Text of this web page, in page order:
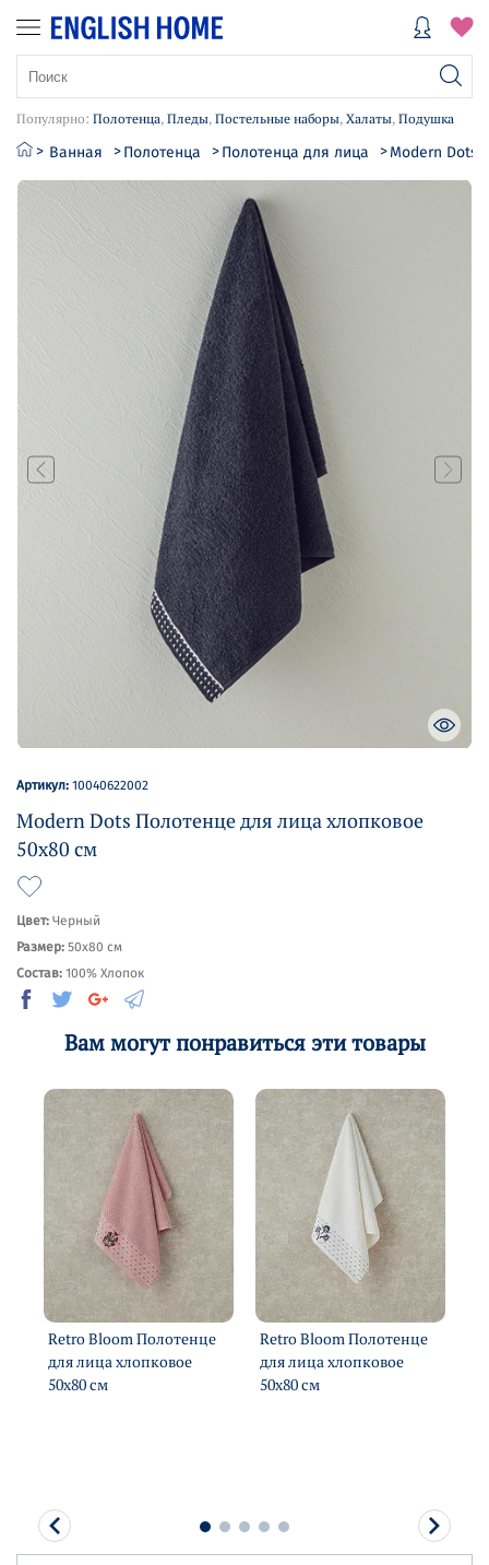
Популярно: Полотенца, Пледы, Постельные наборы, Халаты, Подушка
Ванная Полотенца Полотенца для лица Modern Dots
Артикул: 10040622002
Modern Dots Полотенце для лица хлопковое
50х80 см
Цвет: Черный
Размер: 50х80 см
Состав: 100% Хлопок
Вам могут понравиться эти товары
Retro Bloom Полотенце
для лица хлопковое
50х80 см
Retro Bloom Полотенце
для лица хлопковое
50х80 см